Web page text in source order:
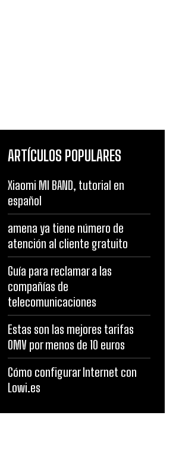
ARTÍCULOS POPULARES
Xiaomi MI BAND, tutorial en
español
amena ya tiene número de
atención al cliente gratuito
Guía para reclamar a las
compañías de
telecomunicaciones
Estas son las mejores tarifas
OMV por menos de 10 euros
Cómo configurar Internet con
Lowi.es